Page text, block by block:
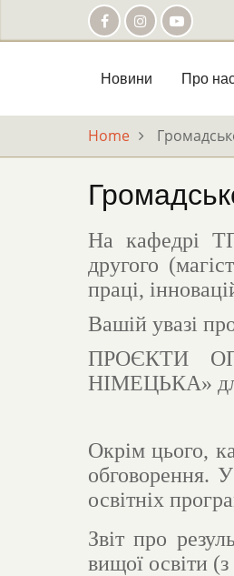
Main
navigation
Новини Про
Home
На кафедрі
другого
праці,
Вашій увазі
ПРОЄКТИ
НІМЕЦЬКА»
Окрім цього,
обговорення.
освітніх
Звіт про
вищої освіти